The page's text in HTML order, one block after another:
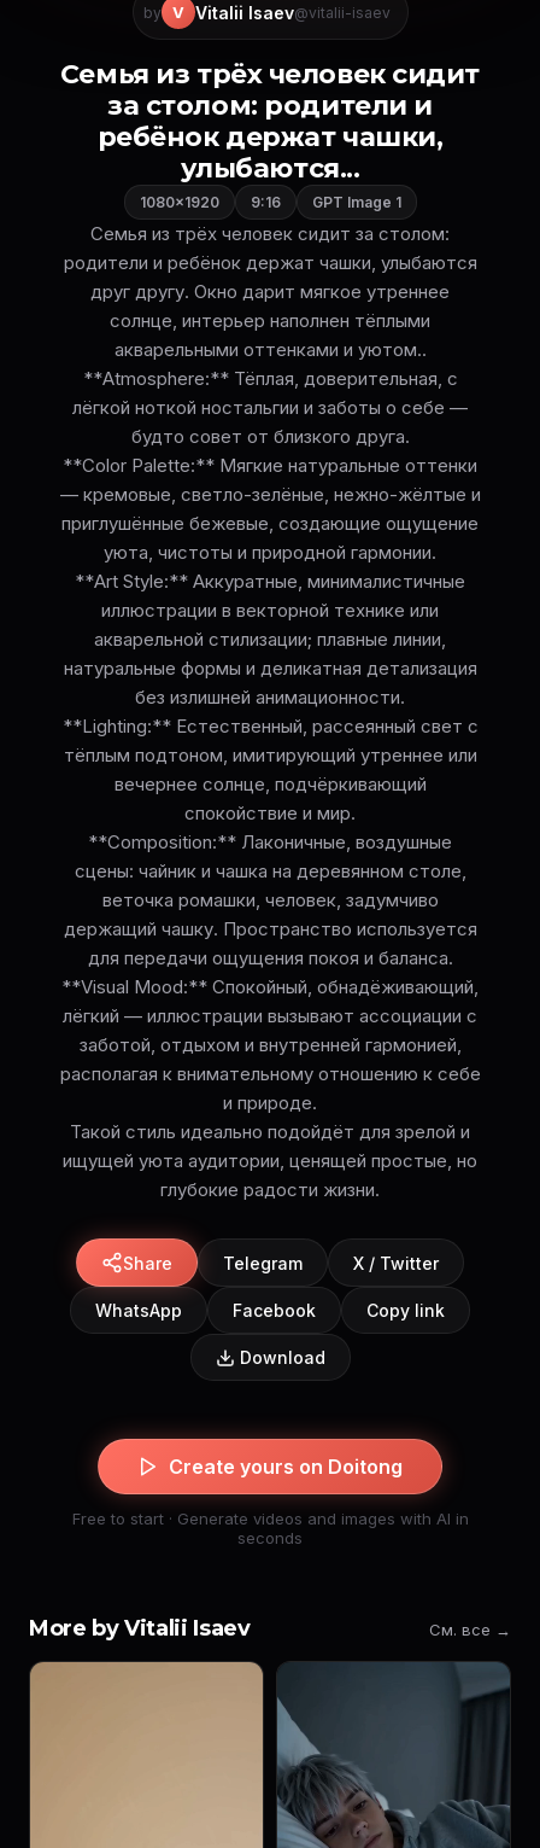
by V Vitalii Isaev@vitalii-isaev
Семья из трёх человек сидит
за столом: родители и
ребёнок держат чашки,
улыбаются...
1080×1920 9:16 GPT Image 1
Семья из трёх человек сидит за столом:
родители и ребёнок держат чашки, улыбаются
друг другу. Окно дарит мягкое утреннее
солнце, интерьер наполнен тёплыми
акварельными оттенками и уютом..
**Atmosphere:** Тёплая, доверительная, с
лёгкой ноткой ностальгии и заботы о себе —
будто совет от близкого друга.
**Color Palette:** Мягкие натуральные оттенки
— кремовые, светло-зелёные, нежно-жёлтые и
приглушённые бежевые, создающие ощущение
уюта, чистоты и природной гармонии.
**Art Style:** Аккуратные, минималистичные
иллюстрации в векторной технике или
акварельной стилизации; плавные линии,
натуральные формы и деликатная детализация
без излишней анимационности.
**Lighting:** Естественный, рассеянный свет с
тёплым подтоном, имитирующий утреннее или
вечернее солнце, подчёркивающий
спокойствие и мир.
**Composition:** Лаконичные, воздушные
сцены: чайник и чашка на деревянном столе,
веточка ромашки, человек, задумчиво
держащий чашку. Пространство используется
для передачи ощущения покоя и баланса.
**Visual Mood:** Спокойный, обнадёживающий,
лёгкий — иллюстрации вызывают ассоциации с
заботой, отдыхом и внутренней гармонией,
располагая к внимательному отношению к себе
и природе.
Такой стиль идеально подойдёт для зрелой и
ищущей уюта аудитории, ценящей простые, но
глубокие радости жизни.
Share Telegram X / Twitter
WhatsApp Facebook Copy link
Download
Create yours on Doitong
Free to start · Generate videos and images with AI in
seconds
More by Vitalii Isaev См. все →